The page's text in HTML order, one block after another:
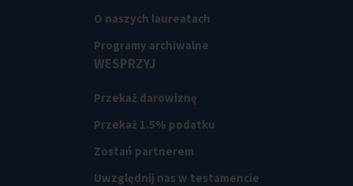
O naszych laureatach
Programy archiwalne
WESPRZYJ
Przekaż darowiznę
Przekaż 1.5% podatku
Zostań partnerem
Uwzględnij nas w testamencie